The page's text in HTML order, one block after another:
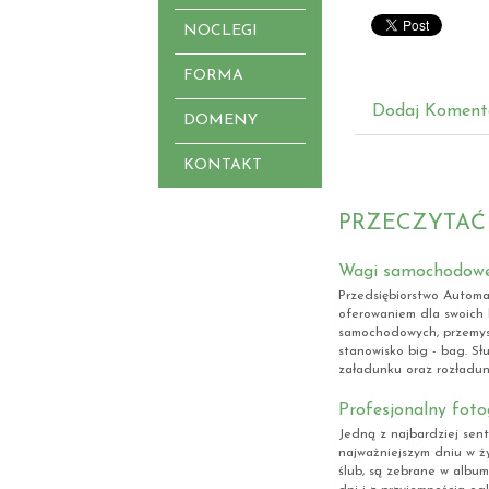
NOCLEGI
FORMA
DOMENY
KONTAKT
Dodaj
Wagi
Przedsiębiorstwo
oferowaniem dla
samochodowych,
stanowisko big - bag.
załadunku oraz
Profesjonalny
Jedną z najbardziej
najważniejszym dniu w
ślub, są zebrane w